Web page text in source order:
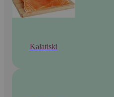
Kalatiski